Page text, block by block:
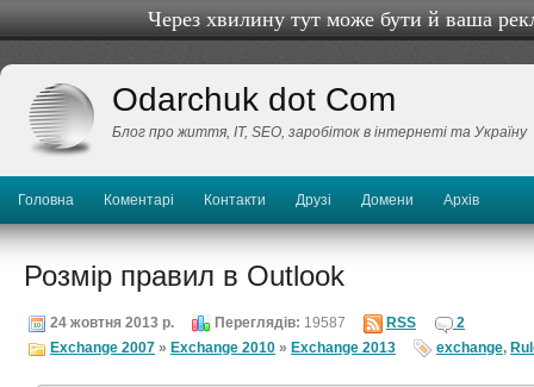
Через хвилину тут може бути й ваша
Odarchuk dot Com
Блог про життя, IТ, SEO, заробіток в інтернеті та Україну
Головна Коментарі Контакти Друзі Домени Архів
Розмір правил в Outlook
24 жовтня 2013 р. Переглядів: 19587 RSS
2
Exchange 2007 » Exchange 2010 » Exchange 2013 exchange,